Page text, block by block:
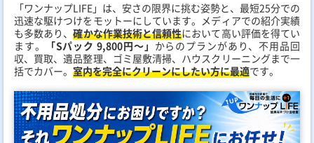
「ワンナップLIFE」は、安さの限界に挑む姿勢と、最短25分での
迅速な駆けつけをモットーにしています。メディアでの紹介実績
も多数あり、確かな作業技術と信頼性において高い評価を得てい
ます。
「Sパック 9,800円～」 からのプランがあり、不用品回
収、買取、遺品整理、ゴミ屋敷清掃、ハウスクリーニングまで一
括でカバー。 室内を完全にクリーンにしたい方に最適です。